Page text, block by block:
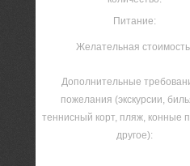
Питание:
Желательная
Дополнительные
пожелания (экскурсии,
теннисный корт, пляж, конные
другое):